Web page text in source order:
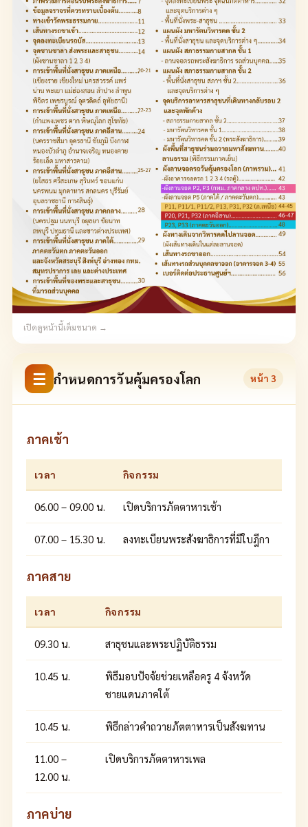
เปิดดูหน้านี้เต็มขนาด →
☰ กำหนดการวันคุ้มครองโลก หน้า 3
ภาคเช้า
เวลา กิจกรรม
06.00 – 09.00 น. เปิดบริการภัตตาหารเช้า
07.00 – 15.30 น. ลงทะเบียนพระสังฆาธิการที่มีใบฎีกา
ภาคสาย
เวลา กิจกรรม
09.30 น. สาธุชนและพระปฏิบัติธรรม
10.45 น.
พิธีมอบปัจจัยช่วยเหลือครู 4 จังหวัด
ชายแดนภาคใต้
10.45 น. พิธีกล่าวคำถวายภัตตาหารเป็นสังฆทาน
11.00 –
12.00 น.
เปิดบริการภัตตาหารเพล
ภาคบ่าย